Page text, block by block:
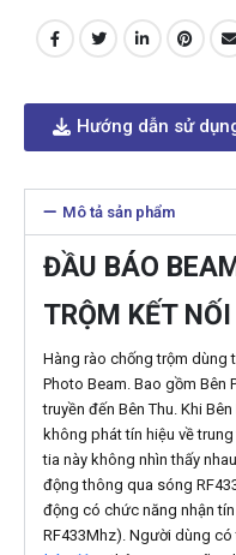
Hướng dẫn sử
Mô tả sản phẩm
ĐẦU BÁO
TRỘM KẾT
Hàng rào chống trộm dùng
Photo Beam. Bao gồm Bên
truyền đến Bên Thu. Khi
không phát tín hiệu về
tia này không nhìn thấy
động thông qua sóng
động có chức năng nhận
RF433Mhz). Người dùng